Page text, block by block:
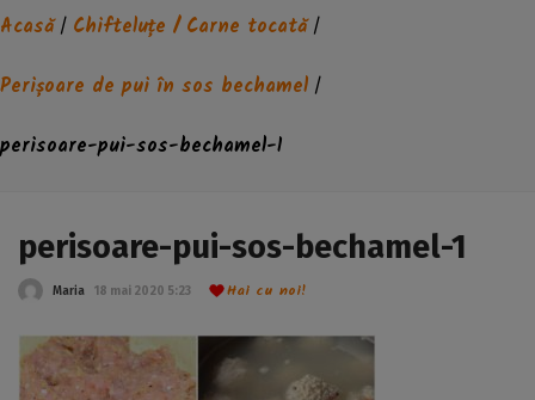
Acasă/ Chifteluțe / Carne tocată/
Perișoare de pui în sos bechamel /
perisoare-pui-sos-bechamel-1
perisoare-pui-sos-bechamel-1
Maria 18 mai 2020 5:23 Hai cu noi!